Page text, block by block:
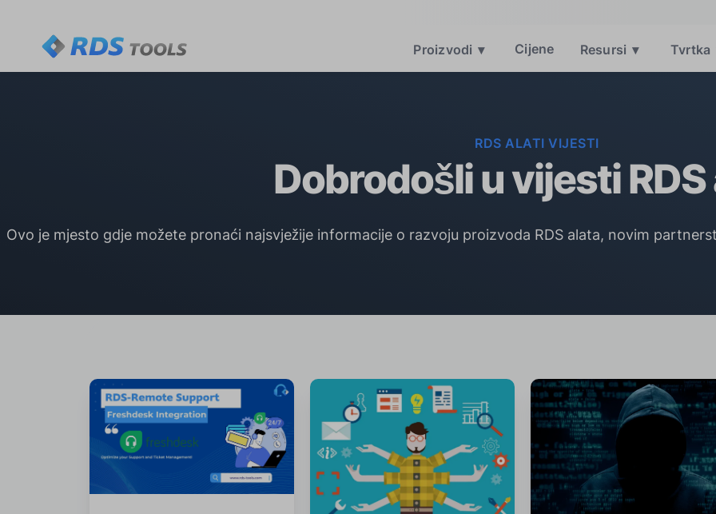
Proizvodi ▾ Cijene Resursi ▾ Tvrtka
RDS ALATI VIJESTI
Dobrodošli u vijesti RDS
Ovo je mjesto gdje možete pronaći najsvježije informacije o razvoju proizvoda RDS alata, novim